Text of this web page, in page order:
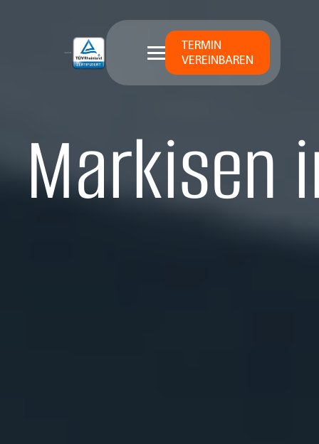
TERMIN
VEREINBAREN
Markisen